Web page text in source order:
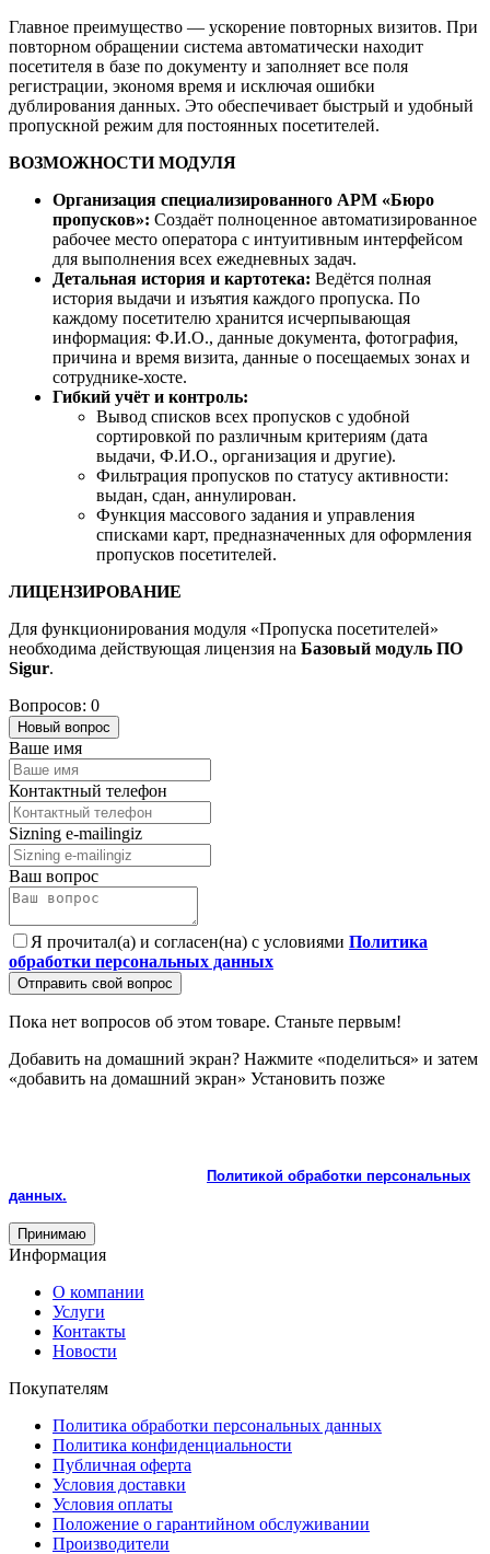
Главное преимущество — ускорение повторных визитов. При
повторном обращении система автоматически находит
посетителя в базе по документу и заполняет все поля
регистрации, экономя время и исключая ошибки
дублирования данных. Это обеспечивает быстрый и удобный
пропускной режим для постоянных посетителей.
ВОЗМОЖНОСТИ МОДУЛЯ
Организация специализированного АРМ «Бюро
пропусков»: Создаёт полноценное автоматизированное
рабочее место оператора с интуитивным интерфейсом
для выполнения всех ежедневных задач.
Детальная история и картотека: Ведётся полная
история выдачи и изъятия каждого пропуска. По
каждому посетителю хранится исчерпывающая
информация: Ф.И.О., данные документа, фотография,
причина и время визита, данные о посещаемых зонах и
сотруднике-хосте.
Гибкий учёт и контроль:
Вывод списков всех пропусков с удобной
сортировкой по различным критериям (дата
выдачи, Ф.И.О., организация и другие).
Фильтрация пропусков по статусу активности:
выдан, сдан, аннулирован.
Функция массового задания и управления
списками карт, предназначенных для оформления
пропусков посетителей.
ЛИЦЕНЗИРОВАНИЕ
Для функционирования модуля «Пропуска посетителей»
необходима действующая лицензия на Базовый модуль ПО
Sigur.
Вопросов: 0
Новый вопрос
Ваше имя
Контактный телефон
Sizning e-mailingiz
Ваш вопрос
Я прочитал(а) и согласен(на) с условиями Политика
обработки персональных данных
Отправить свой вопрос
Пока нет вопросов об этом товаре. Станьте первым!
Добавить на домашний экран? Нажмите «поделиться» и затем
«добавить на домашний экран» Установить позже
Политикой обработки персональных
данных.
Принимаю
Информация
О компании
Услуги
Контакты
Новости
Покупателям
Политика обработки персональных данных
Политика конфиденциальности
Публичная оферта
Условия доставки
Условия оплаты
Положение о гарантийном обслуживании
Производители